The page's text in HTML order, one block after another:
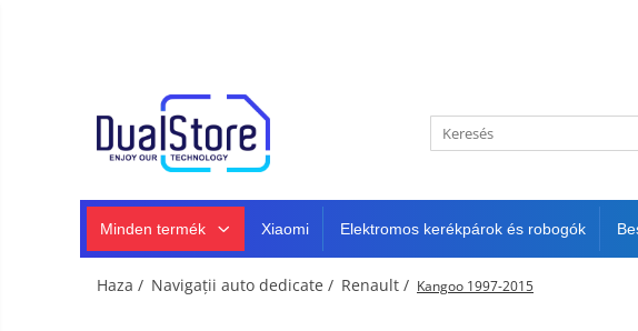
Minden (okos és klasszikus)
Telefongyártók
Masszív telefonok
5G telefonokMinden termék Xiaomi Elektromos kerékpárok és robogók
Haza / Navigații auto dedicate / Renault / Kangoo 1997-2015